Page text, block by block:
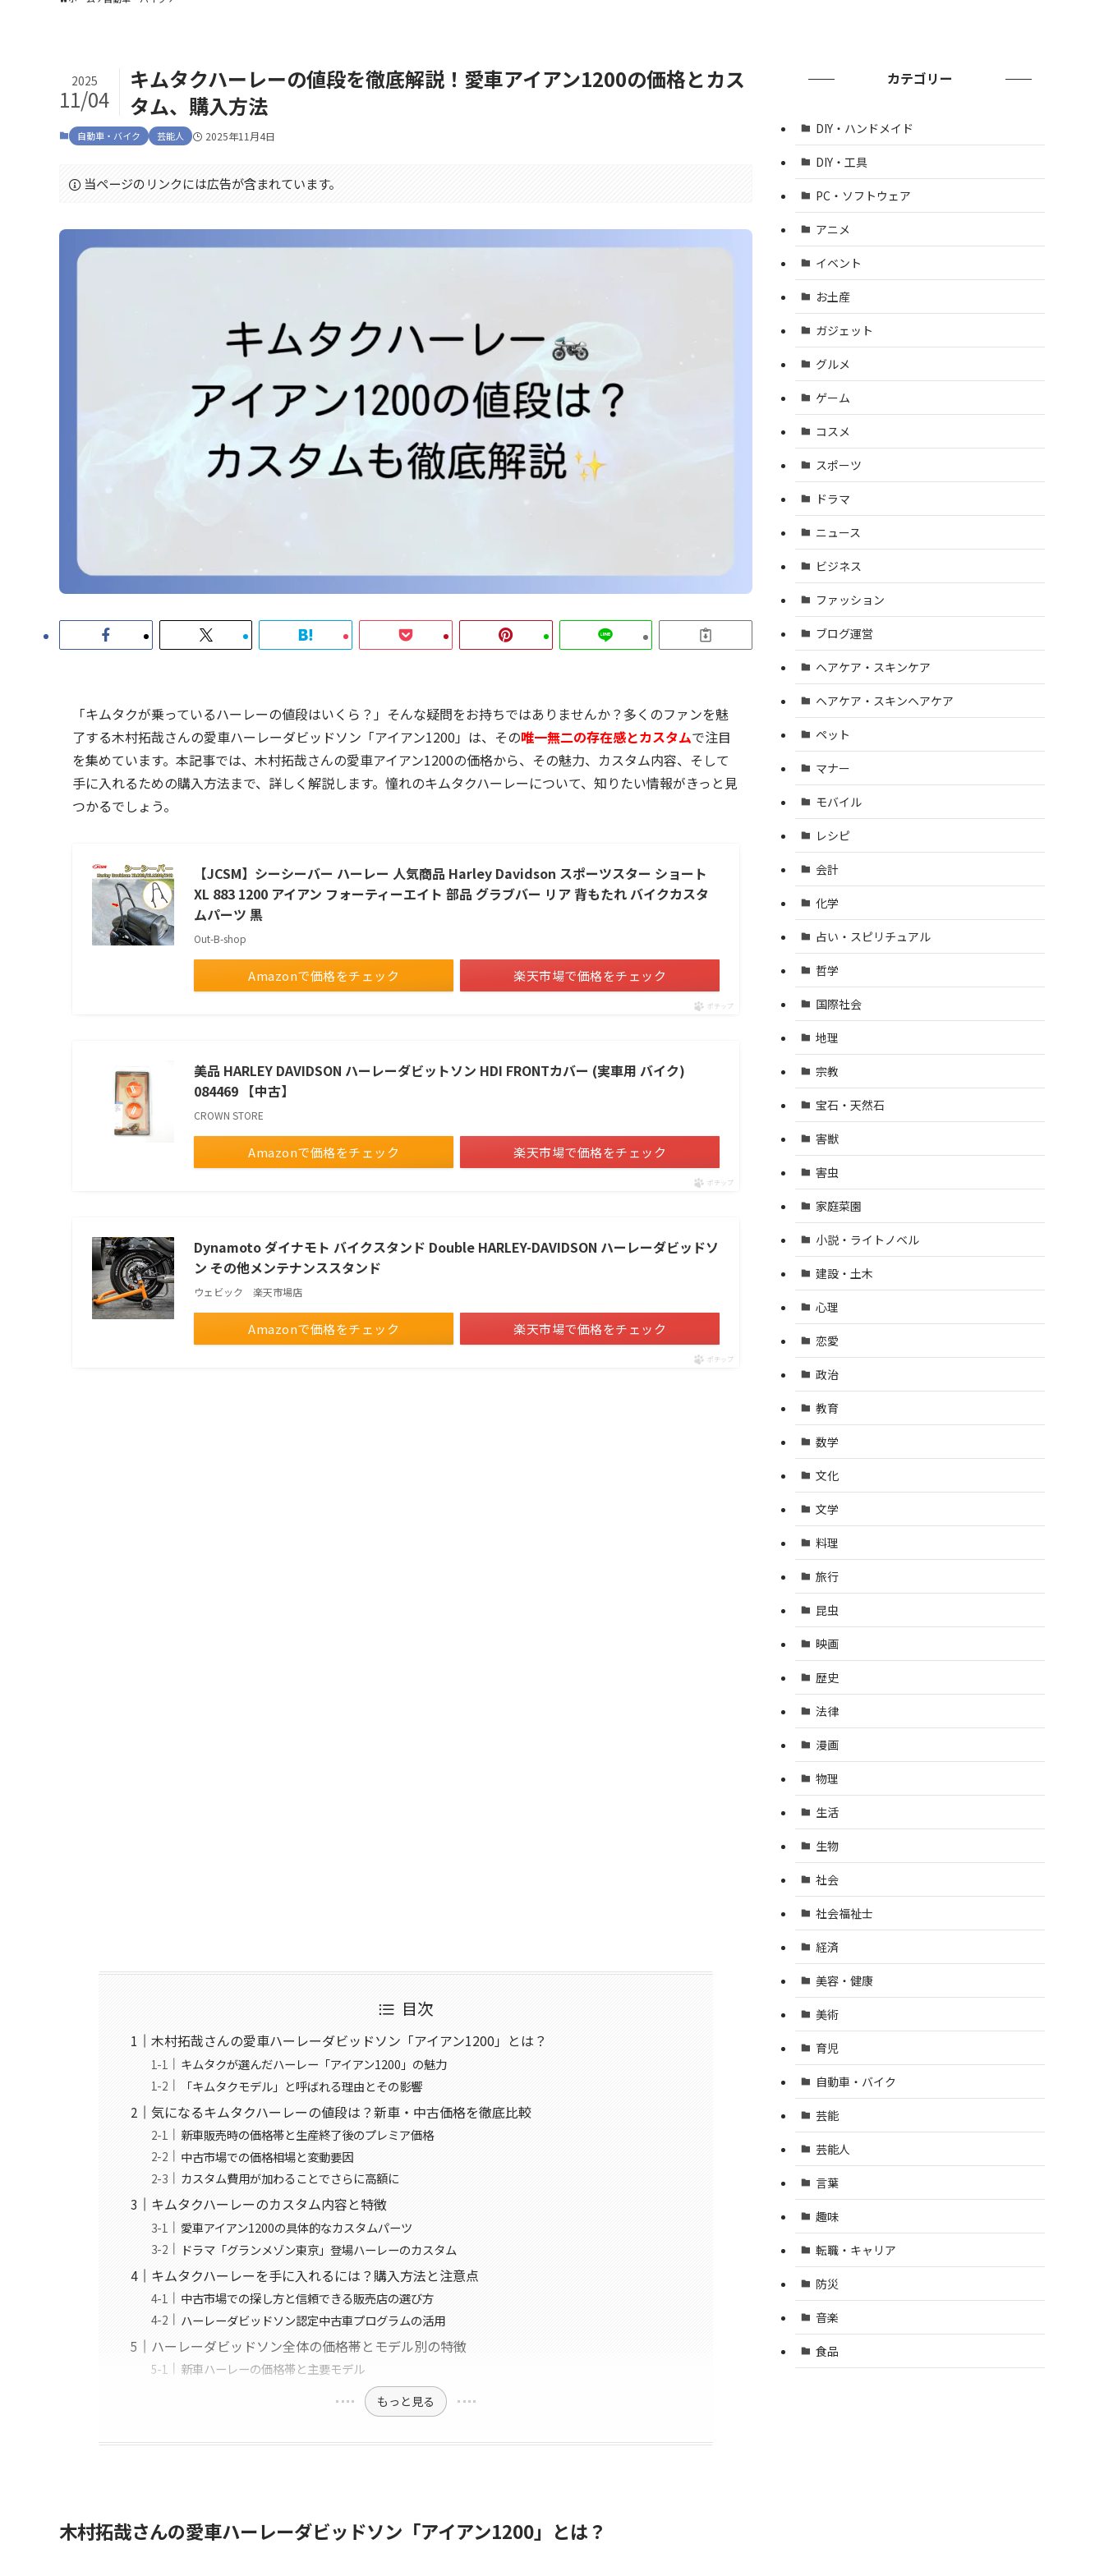
キムタクハーレーの値段を徹底解説！愛車アイアン1200の価格とカス
タム、購入方法
2025
11/04
自動車・バイク 芸能人 2025年11月4日
当ページのリンクには広告が含まれています。
「キムタクが乗っているハーレーの値段はいくら？」そんな疑問をお持ちではありませんか？多くのファンを魅
了する木村拓哉さんの愛車ハーレーダビッドソン「アイアン1200」は、その唯一無二の存在感とカスタムで注目
を集めています。本記事では、木村拓哉さんの愛車アイアン1200の価格から、その魅力、カスタム内容、そして
手に入れるための購入方法まで、詳しく解説します。憧れのキムタクハーレーについて、知りたい情報がきっと見
つかるでしょう。
【JCSM】シーシーバー ハーレー 人気商品 Harley Davidson スポーツスター ショート
XL 883 1200 アイアン フォーティーエイト 部品 グラブバー リア 背もたれ バイクカスタ
ムパーツ 黒
Out-B-shop
Amazonで価格をチェック 楽天市場で価格をチェック
ポチップ
美品 HARLEY DAVIDSON ハーレーダビットソン HDI FRONTカバー (実車用 バイク)
084469 【中古】
CROWN STORE
Amazonで価格をチェック 楽天市場で価格をチェック
ポチップ
Dynamoto ダイナモト バイクスタンド Double HARLEY-DAVIDSON ハーレーダビッドソ
ン その他メンテナンススタンド
ウェビック 楽天市場店
Amazonで価格をチェック 楽天市場で価格をチェック
ポチップ
目次
木村拓哉さんの愛車ハーレーダビッドソン「アイアン1200」とは？
キムタクが選んだハーレー「アイアン1200」の魅力
「キムタクモデル」と呼ばれる理由とその影響
気になるキムタクハーレーの値段は？新車・中古価格を徹底比較
新車販売時の価格帯と生産終了後のプレミア価格
中古市場での価格相場と変動要因
カスタム費用が加わることでさらに高額に
キムタクハーレーのカスタム内容と特徴
愛車アイアン1200の具体的なカスタムパーツ
ドラマ「グランメゾン東京」登場ハーレーのカスタム
キムタクハーレーを手に入れるには？購入方法と注意点
中古市場での探し方と信頼できる販売店の選び方
ハーレーダビッドソン認定中古車プログラムの活用
ハーレーダビッドソン全体の価格帯とモデル別の特徴
新車ハーレーの価格帯と主要モデル
もっと見る
木村拓哉さんの愛車ハーレーダビッドソン「アイアン1200」とは？
カテゴリー
DIY・ハンドメイド
DIY・工具
PC・ソフトウェア
アニメ
イベント
お土産
ガジェット
グルメ
ゲーム
コスメ
スポーツ
ドラマ
ニュース
ビジネス
ファッション
ブログ運営
ヘアケア・スキンケア
ヘアケア・スキンヘアケア
ペット
マナー
モバイル
レシピ
会計
化学
占い・スピリチュアル
哲学
国際社会
地理
宗教
宝石・天然石
害獣
害虫
家庭菜園
小説・ライトノベル
建設・土木
心理
恋愛
政治
教育
数学
文化
文学
料理
旅行
昆虫
映画
歴史
法律
漫画
物理
生活
生物
社会
社会福祉士
経済
美容・健康
美術
育児
自動車・バイク
芸能
芸能人
言葉
趣味
転職・キャリア
防災
音楽
食品